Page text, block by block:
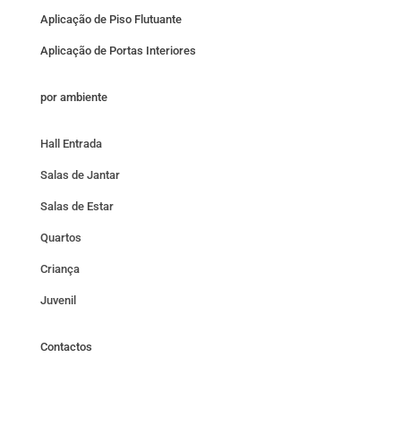
Aplicação de Piso Flutuante
Aplicação de Portas Interiores
por ambiente
Hall Entrada
Salas de Jantar
Salas de Estar
Quartos
Criança
Juvenil
Contactos